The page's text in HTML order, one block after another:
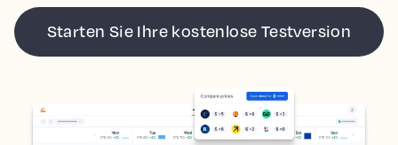
Starten Sie Ihre kostenlose Testversion